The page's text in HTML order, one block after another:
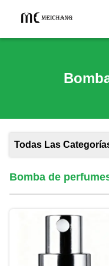
Todas Las
Bomba de